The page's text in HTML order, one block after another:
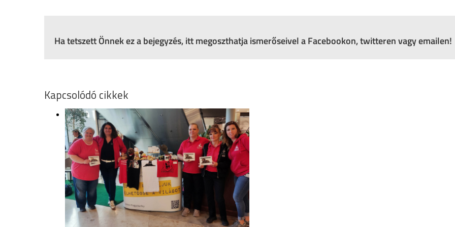
Ha tetszett Önnek ez a bejegyzés, itt megoszthatja ismerőseivel a Facebookon, twitteren vagy emailen!
Kapcsolódó cikkek